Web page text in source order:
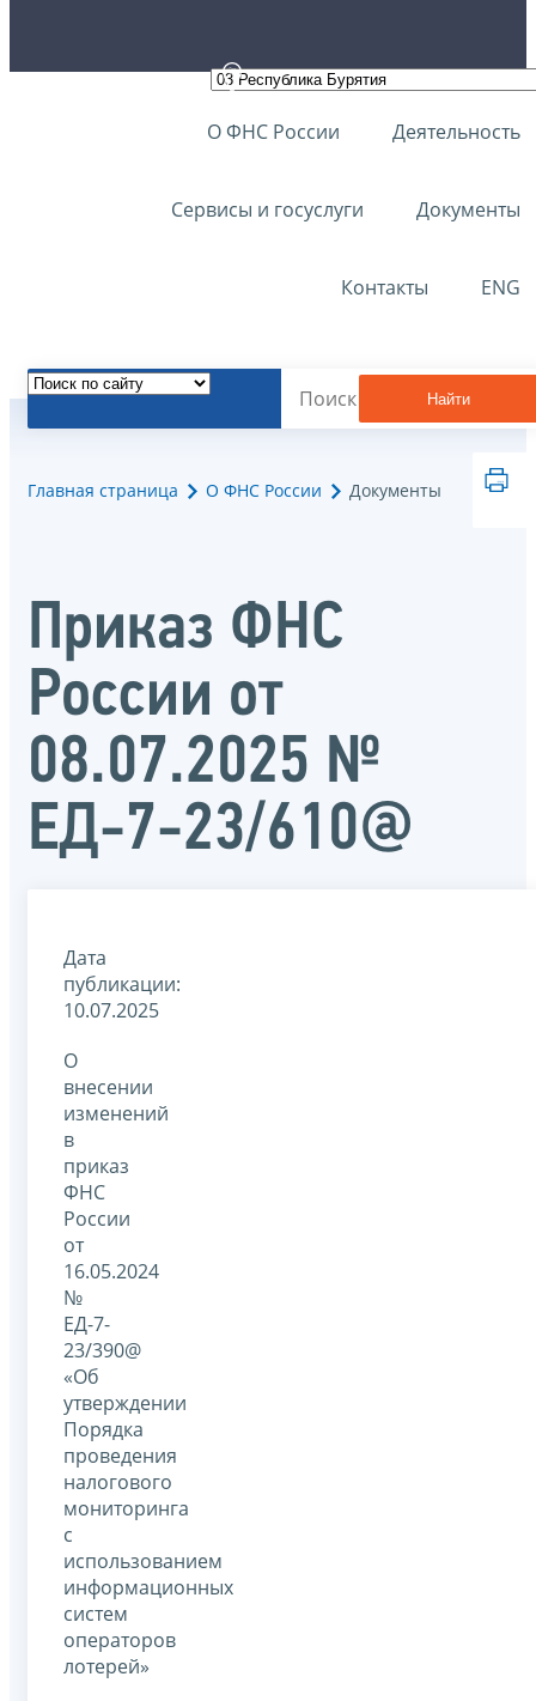
О ФНС России Деятельность
Сервисы и госуслуги Документы
Контакты ENG
Найти
Главная страница О ФНС России Документы
Приказ ФНС
России от
08.07.2025 №
ЕД-7-23/610@
Дата
публикации:
10.07.2025
О
внесении
изменений
в
приказ
ФНС
России
от
16.05.2024
№
ЕД-7-
23/390@
«Об
утверждении
Порядка
проведения
налогового
мониторинга
с
использованием
информационных
систем
операторов
лотерей»